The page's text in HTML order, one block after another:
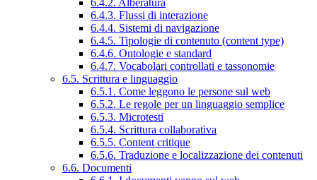
6.4.2. Alberatura
6.4.3. Flussi di interazione
6.4.4. Sistemi di navigazione
6.4.5. Tipologie di contenuto (content type)
6.4.6. Ontologie e standard
6.4.7. Vocabolari controllati e tassonomie
6.5. Scrittura e linguaggio
6.5.1. Come leggono le persone sul web
6.5.2. Le regole per un linguaggio semplice
6.5.3. Microtesti
6.5.4. Scrittura collaborativa
6.5.5. Content critique
6.5.6. Traduzione e localizzazione dei contenuti
6.6. Documenti